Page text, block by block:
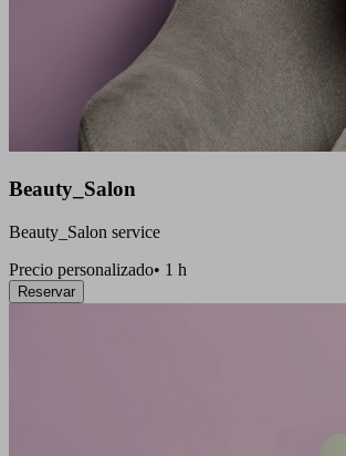
Beauty_Salon
Beauty_Salon service
Precio personalizado• 1 h
Reservar